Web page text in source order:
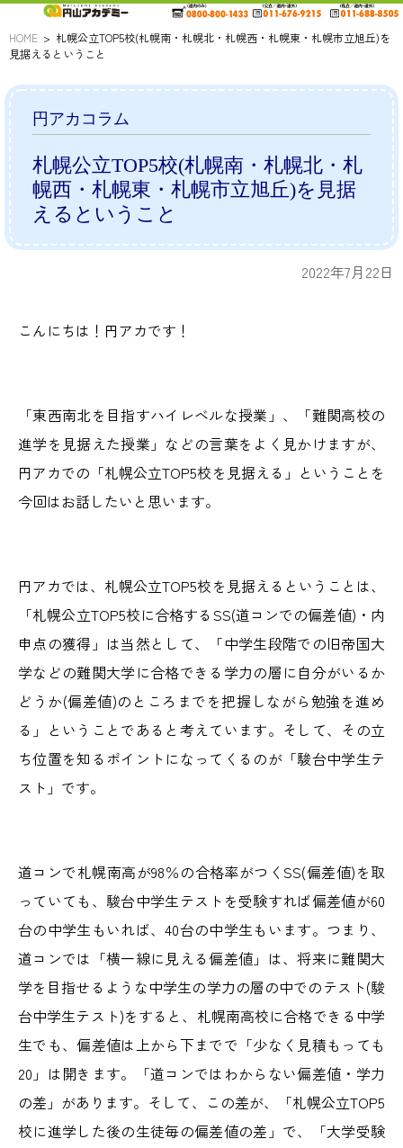
HOME
札幌公立TOP5校(札幌南・札幌北・札幌西・札幌東・札幌市立旭丘)を
見据えるということ
円アカコラム
札幌公立TOP5校(札幌南・札幌北・札
幌西・札幌東・札幌市立旭丘)を見据
えるということ
2022年7月22日
こんにちは！円アカです！
「東西南北を目指すハイレベルな授業」、「難関高校の
進学を見据えた授業」などの言葉をよく見かけますが、
円アカでの「札幌公立TOP5校を見据える」ということを
今回はお話したいと思います。
円アカでは、札幌公立TOP5校を見据えるということは、
「札幌公立TOP5校に合格するSS(道コンでの偏差値)・内
申点の獲得」は当然として、「中学生段階での旧帝国大
学などの難関大学に合格できる学力の層に自分がいるか
どうか(偏差値)のところまでを把握しながら勉強を進め
る」ということであると考えています。そして、その立
ち位置を知るポイントになってくるのが「駿台中学生テ
スト」です。
道コンで札幌南高が98％の合格率がつくSS(偏差値)を取
っていても、駿台中学生テストを受験すれば偏差値が60
台の中学生もいれば、40台の中学生もいます。つまり、
道コンでは「横一線に見える偏差値」は、将来に難関大
学を目指せるような中学生の学力の層の中でのテスト(駿
台中学生テスト)をすると、札幌南高校に合格できる中学
生でも、偏差値は上から下までで「少なく見積もっても
20」は開きます。「道コンではわからない偏差値・学力
の差」があります。そして、この差が、「札幌公立TOP5
校に進学した後の生徒毎の偏差値の差」で、「大学受験